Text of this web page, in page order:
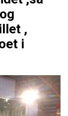
,
i